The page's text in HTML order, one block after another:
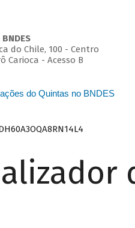
do Chile, 100 - Centro
Carioca - Acesso B
do Quintas no BNDES